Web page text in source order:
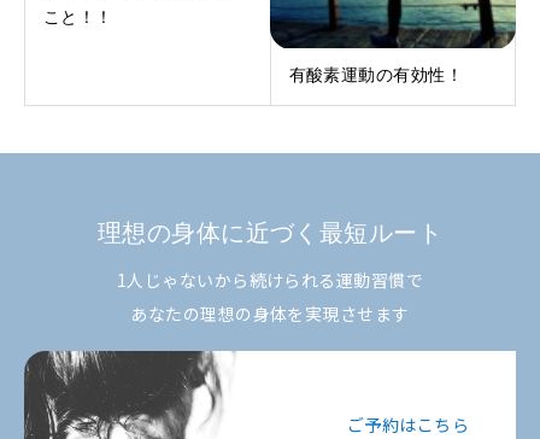
こと！！
有酸素運動の有効性！
理想の身体に近づく最短ルート
1人じゃないから続けられる運動習慣で
あなたの理想の身体を実現させます
ご予約はこちら